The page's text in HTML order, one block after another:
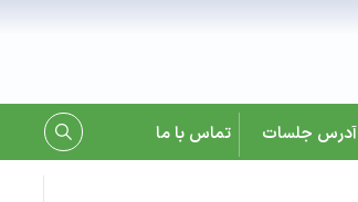
آدرس جلسات تماس با ما